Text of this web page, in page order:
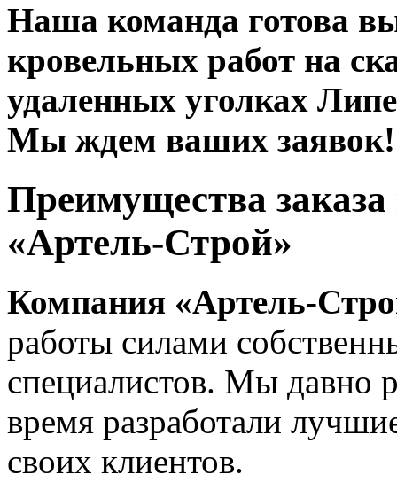
Наша команда готова
кровельных работ на
удаленных уголках
Мы ждем ваших заявок!
Преимущества
«Артель-Строй»
Компания «Артель-
работы силами
специалистов. Мы давно
время разработали
своих клиентов.